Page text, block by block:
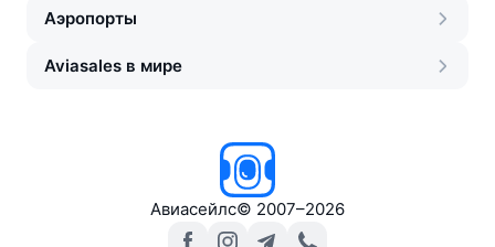
Аэропорты
Aviasales в мире
Авиасейлс© 2007–2026